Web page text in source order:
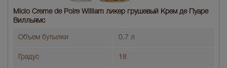
Miclo Creme de Poire William ликер грушевый Крем де Пуаре
Вилльямс
Объем бутылки 0.7 л
Градус 18